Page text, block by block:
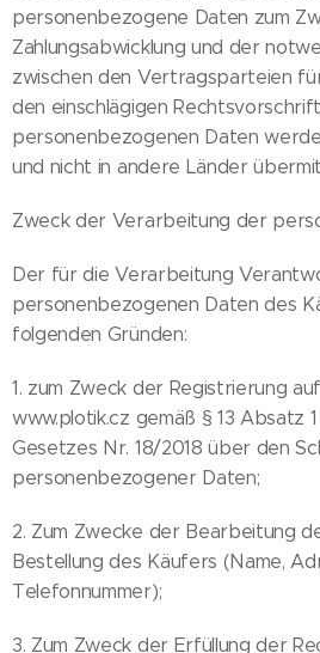
personenbezogene Daten zum
Zahlungsabwicklung und der
zwischen den Vertragsparteien
den einschlägigen
personenbezogenen Daten
und nicht in andere Länder
Zweck der Verarbeitung der
Der für die Verarbeitung
personenbezogenen Daten des
folgenden Gründen:
1. zum Zweck der Registrierung
www.plotik.cz gemäß § 13 Absatz
Gesetzes Nr. 18/2018 über den
personenbezogener Daten;
2. Zum Zwecke der Bearbeitung
Bestellung des Käufers (Name,
Telefonnummer);
3. Zum Zweck der Erfüllung der